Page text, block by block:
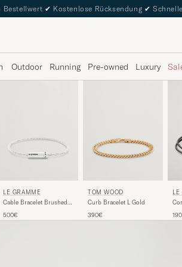
Bestellwert ✔ Kostenlose Rücksendung ✔
Outdoor Running Pre-owned Luxury
LE GRAMME
Cable Bracelet Brushed
500€
TOM WOOD
Curb Bracelet L Gold
390€
LE